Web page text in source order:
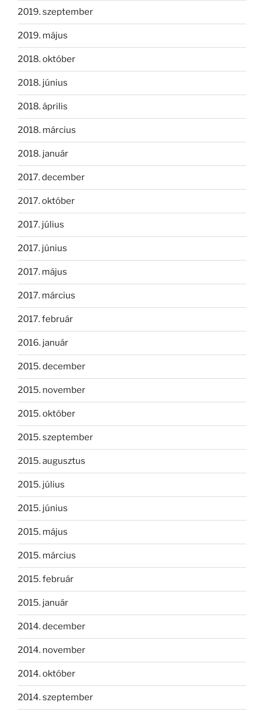
2019. szeptember
2019. május
2018. október
2018. június
2018. április
2018. március
2018. január
2017. december
2017. október
2017. július
2017. június
2017. május
2017. március
2017. február
2016. január
2015. december
2015. november
2015. október
2015. szeptember
2015. augusztus
2015. július
2015. június
2015. május
2015. március
2015. február
2015. január
2014. december
2014. november
2014. október
2014. szeptember